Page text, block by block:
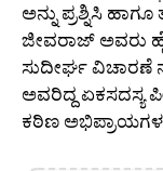
ಅನ್ನು ಪ್ರಶ್ನಿಸಿ
ಜೀವರಾಜ್ ಅವರು
ಸುದೀರ್ಘ ವಿಚಾರಣೆ
ಅವರಿದ್ದ ಏಕಸದಸ್ಯ
ಕಠಿಣ